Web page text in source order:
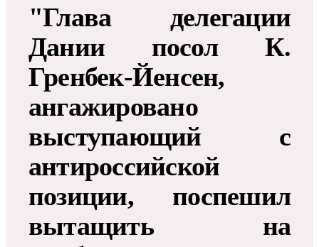
"Глава делегации
Дании посол К.
Гренбек-Йенсен,
ангажировано
выступающий с
антироссийской
позиции, поспешил
вытащить на